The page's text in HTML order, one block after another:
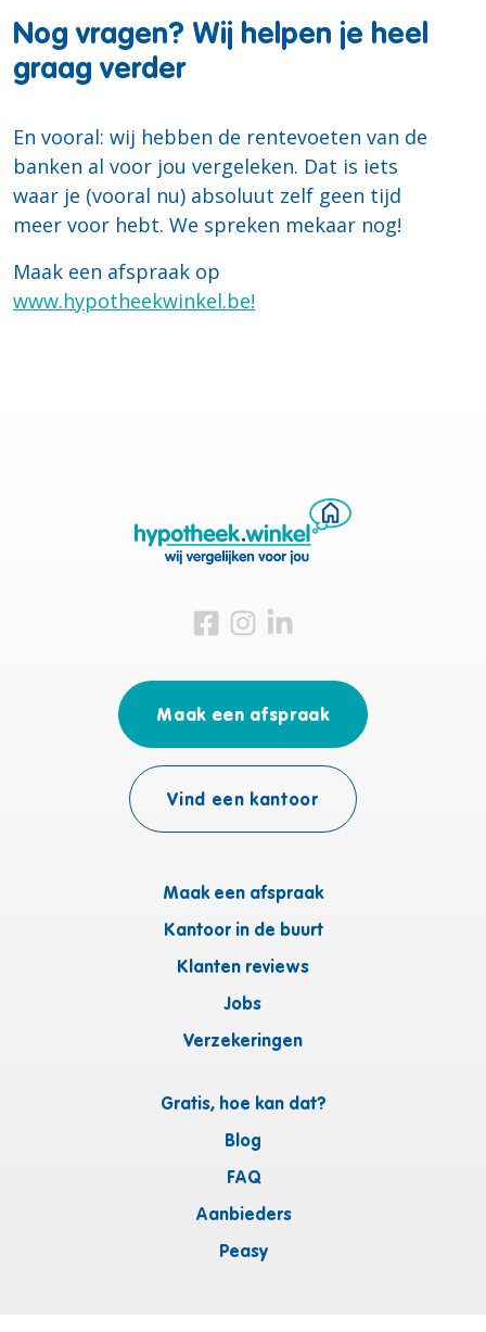
Nog vragen? Wij helpen je heel
graag verder
En vooral: wij hebben de rentevoeten van de
banken al voor jou vergeleken. Dat is iets
waar je (vooral nu) absoluut zelf geen tijd
meer voor hebt. We spreken mekaar nog!
Maak een afspraak op
www.hypotheekwinkel.be!
Bezoek ons op Facebook
Bezoek ons op Instagram
Bezoek ons op Linkedin
Maak een afspraak
Kantoor in de buurt
Klanten reviews
Jobs
Verzekeringen
Gratis, hoe kan dat?
Blog
FAQ
Aanbieders
Peasy
Maak een afspraak
Vind een kantoor